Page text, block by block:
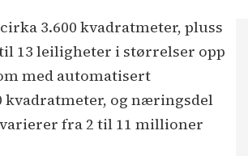
3.600 kvadratmeter, pluss
13 leiligheter i størrelser opp
med automatisert
kvadratmeter, og næringsdel
fra 2 til 11 millioner